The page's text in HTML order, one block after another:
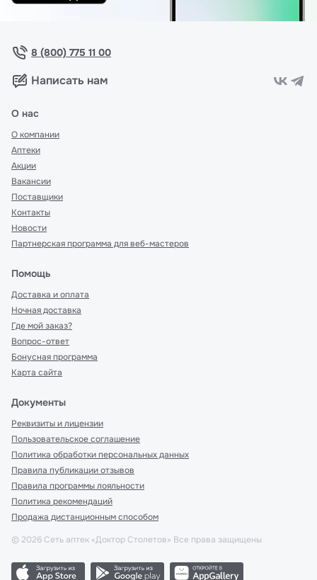
8 (800) 775 11 00
Написать нам
О нас
О компании
Аптеки
Акции
Вакансии
Поставщики
Контакты
Новости
Партнерская программа для веб-мастеров
Помощь
Доставка и оплата
Ночная доставка
Где мой заказ?
Вопрос-ответ
Бонусная программа
Карта сайта
Документы
Реквизиты и лицензии
Пользовательское соглашение
Политика обработки персональных данных
Правила публикации отзывов
Правила программы лояльности
Политика рекомендаций
Продажа дистанционным способом
© 2026 Сеть аптек «Доктор Столетов» Все права защищены